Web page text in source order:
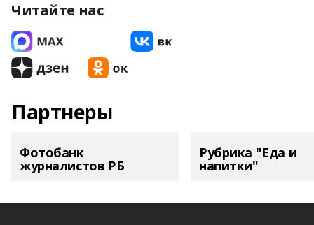
Читайте нас
Партнеры
Фотобанк
журналистов РБ
Рубрика "Еда и
напитки"